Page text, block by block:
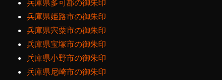
兵庫県多可郡の御朱印
兵庫県姫路市の御朱印
兵庫県宍粟市の御朱印
兵庫県宝塚市の御朱印
兵庫県小野市の御朱印
兵庫県尼崎市の御朱印